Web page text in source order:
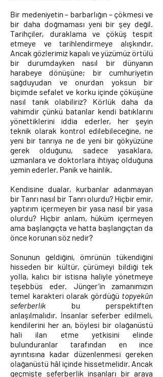
Bir medeniyetin – barbarlığın – çökmesi ve
bir daha doğmaması yeni bir şey değil.
Tarihçiler, duraklama ve çöküş tespit
etmeye ve tarihlendirmeye alışkındır.
Ancak gözlerimiz kapalı ve yüzümüz örtülü
bir durumdayken nasıl bir dünyanın
harabeye dönüşüne; bir cumhuriyetin
sağduyudan ve onurdan yoksun bir
biçimde sefalet ve korku içinde çöküşüne
nasıl tanık olabiliriz? Körlük daha da
vahimdir çünkü batanlar kendi batıklarını
yönettiklerini iddia ederler, her şeyin
teknik olarak kontrol edilebileceğine, ne
yeni bir tanrıya ne de yeni bir gökyüzüne
gerek olduğunu, sadece yasaklara,
uzmanlara ve doktorlara ihtiyaç olduğuna
yemin ederler. Panik ve hainlik.
Kendisine dualar, kurbanlar adanmayan
bir Tanrı nasıl bir Tanrı olurdu? Hiçbir emir,
yaptırım içermeyen bir yasa nasıl bir yasa
olurdu? Hiçbir anlam, hüküm içermeyen
ama başlangıçta ve hatta başlangıçtan da
önce korunan söz nedir?
Sonunun geldiğini, ömrünün tükendiğini
hisseden bir kültür, çürümeyi bildiği tek
yolla, kalıcı bir istisna haliyle yönetmeye
teşebbüs eder. Jünger’in zamanımızın
temel karakteri olarak gördüğü topyekûn
seferberlik bu perspektiften
anlaşılmalıdır. İnsanlar seferber edilmeli,
kendilerini her an, böylesi bir olağanüstü
hali ilan etme yetkisini elinde
bulunduranlar tarafından en ince
ayrıntısına kadar düzenlenmesi gereken
olağanüstü hâl içinde hissetmelidir. Ancak
geçmişte seferberlik insanları bir araya